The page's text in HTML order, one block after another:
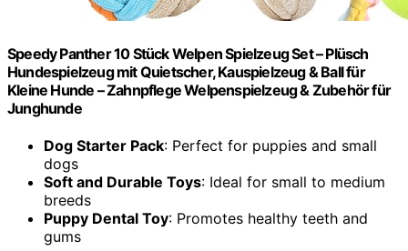
Speedy Panther 10 Stück Welpen Spielzeug Set – Plüsch
Hundespielzeug mit Quietscher, Kauspielzeug & Ball für
Kleine Hunde – Zahnpflege Welpenspielzeug & Zubehör für
Junghunde
Dog Starter Pack: Perfect for puppies and small
dogs
Soft and Durable Toys: Ideal for small to medium
breeds
Puppy Dental Toy: Promotes healthy teeth and
gums